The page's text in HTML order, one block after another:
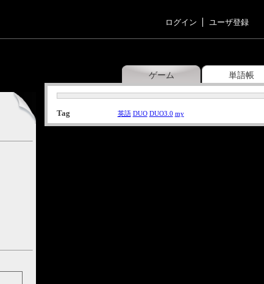
ログイン ユーザ登録
ゲーム 単語帳
Tag 英語 DUO DUO3.0 my